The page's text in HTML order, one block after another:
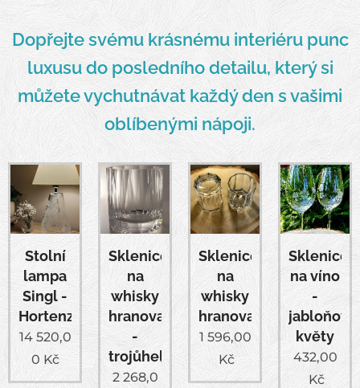
Dopřejte svému krásnému interiéru punc
luxusu do posledního detailu, který si
můžete vychutnávat každý den s vašimi
oblíbenými nápoji.
Stolní
lampa
Singl -
Hortenzie
14 520,0
0 Kč
Sklenice
na
whisky
hranovaná
-
trojůhelníky
2 268,0
Sklenice
na
whisky
hranovaná
1 596,00
Kč
Sklenice
na víno
-
jabloňové
květy
432,00
Kč